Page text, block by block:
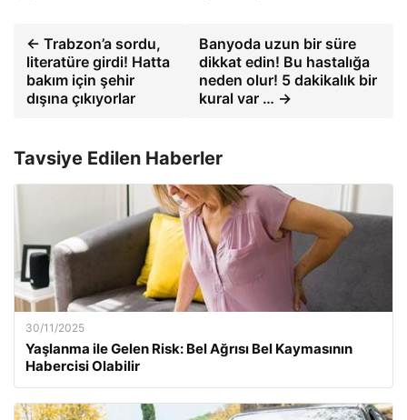
← Trabzon’a sordu,
literatüre girdi! Hatta
bakım için şehir
dışına çıkıyorlar
Banyoda uzun bir süre
dikkat edin! Bu hastalığa
neden olur! 5 dakikalık bir
kural var … →
Tavsiye Edilen Haberler
30/11/2025
Yaşlanma ile Gelen Risk: Bel Ağrısı Bel Kaymasının
Habercisi Olabilir